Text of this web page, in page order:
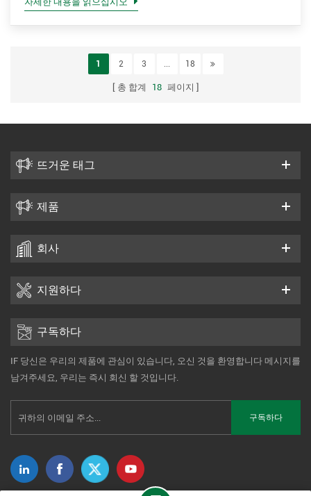
토콜입니다. 메시지 교환 패턴입니다. ARP 패킷은 링크 계층에
의해 캡슐화되어 특정 네트워크에서만 배포됩니다. 결과적으
마인드 네트워크 스피커 : IPTool 및 Tonm...
1 2 3 ... 18
총 합계 18 페이지
뜨거운 태그
제품
회사
지원하다
구독하다
IF 당신은 우리의 제품에 관심이 있습니다, 오신 것을 환영합니다 메시지를
남겨주세요, 우리는 즉시 회신 할 것입니다.